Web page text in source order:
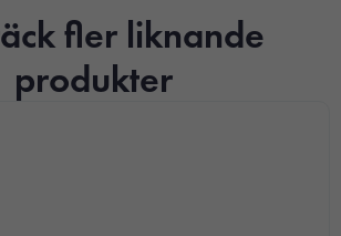
fler liknande
produkter